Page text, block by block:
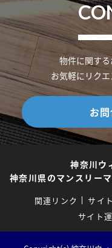
物件に関する
お気軽にリク
お
神奈川ウ
神奈川県のマンスリー
関連リンク サイ
サイト